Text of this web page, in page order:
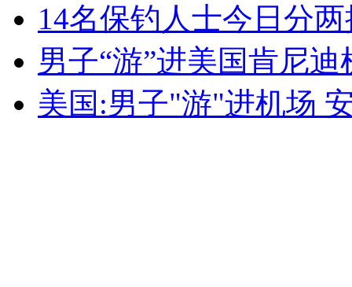
外交部：有关国家言论片面不公正
安徽一实载49人客车翻车
14名保钓人士今日分
男子“游”进美国肯尼迪
美国:男子"游"进机场